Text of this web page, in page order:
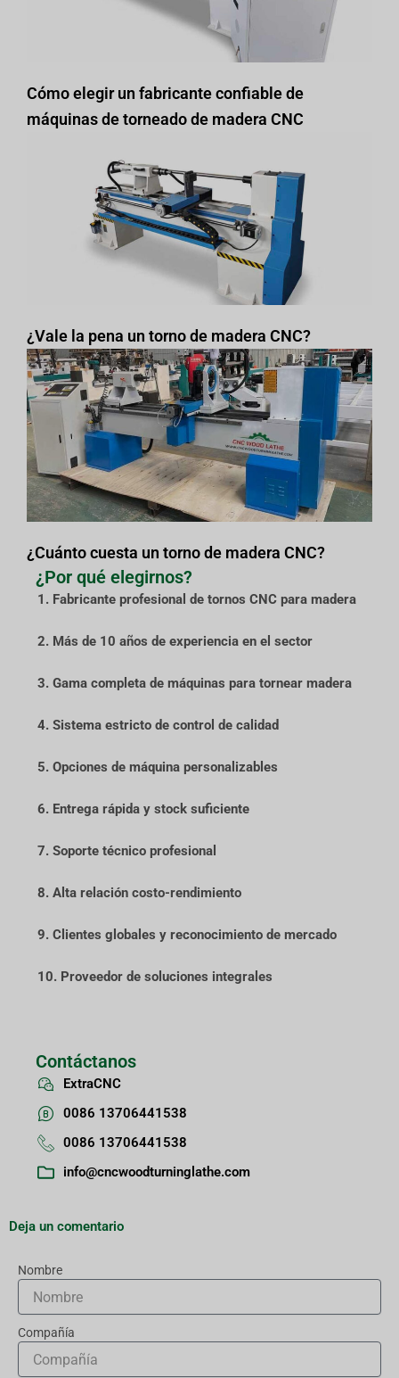
Cómo elegir un fabricante confiable de
máquinas de torneado de madera CNC
¿Vale la pena un torno de madera CNC?
¿Cuánto cuesta un torno de madera CNC?
¿Por qué elegirnos?
1. Fabricante profesional de tornos CNC para madera
2. Más de 10 años de experiencia en el sector
3. Gama completa de máquinas para tornear madera
4. Sistema estricto de control de calidad
5. Opciones de máquina personalizables
6. Entrega rápida y stock suficiente
7. Soporte técnico profesional
8. Alta relación costo-rendimiento
9. Clientes globales y reconocimiento de mercado
10. Proveedor de soluciones integrales
Contáctanos
ExtraCNC
0086 13706441538
0086 13706441538
info@cncwoodturninglathe.com
Deja un comentario
Nombre
Compañía